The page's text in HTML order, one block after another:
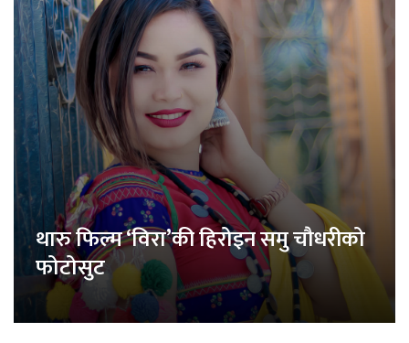
थारु फिल्म ‘विरा’की हिरोइन समु चौधरीको
फोटोसुट